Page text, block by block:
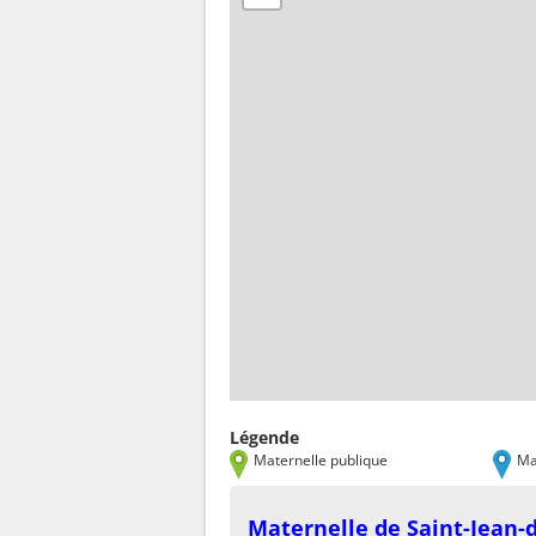
Légende
Maternelle publique
Maternelle de Saint-Jean-